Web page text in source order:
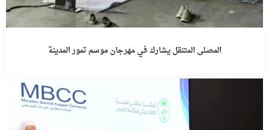
المصلى المتنقل يشارك في مهرجان موسم تمور المدينة